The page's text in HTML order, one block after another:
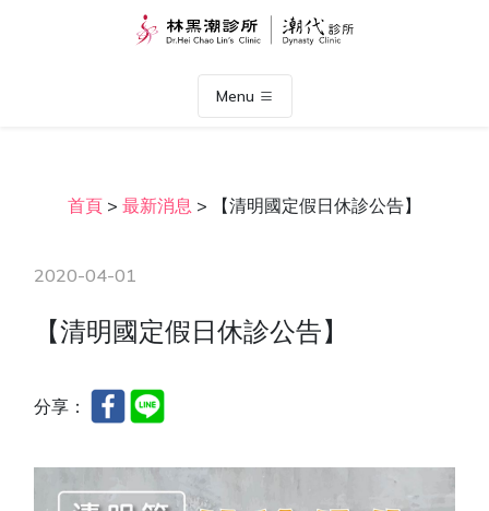
Menu
首頁 > 最新消息 > 【清明國定假日休診公告】
2020-04-01
【清明國定假日休診公告】
分享：